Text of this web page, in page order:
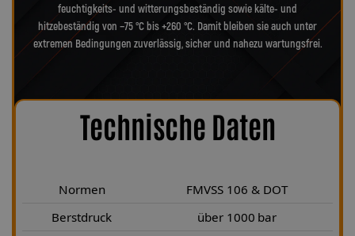
feuchtigkeits- und witterungsbeständig sowie kälte- und
hitzebeständig von −75 °C bis +260 °C. Damit bleiben sie auch unter
extremen Bedingungen zuverlässig, sicher und nahezu wartungsfrei.
Technische Daten
Normen
FMVSS 106 & DOT
Berstdruck
über 1000 bar